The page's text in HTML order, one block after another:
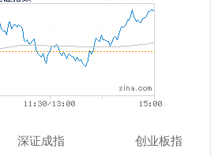
深证成指 创业板指